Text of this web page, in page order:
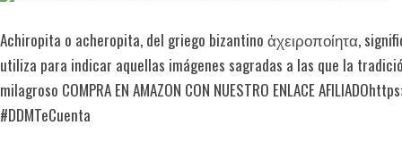
Achiropita o acheropita, del griego bizantino ἀχειροποίητα,
utiliza para indicar aquellas imágenes sagradas a las que la
milagroso COMPRA EN AMAZON CON NUESTRO ENLACE
#DDMTeCuenta